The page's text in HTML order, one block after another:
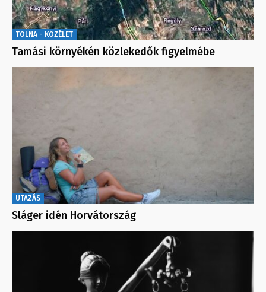
TOLNA - KÖZÉLET
Tamási környékén közlekedők figyelmébe
UTAZÁS
Sláger idén Horvátország